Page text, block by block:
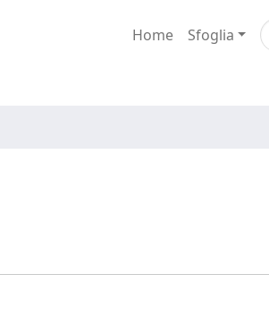
Home Sfoglia